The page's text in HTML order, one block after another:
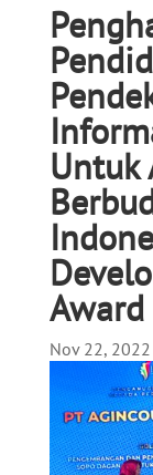
Untuk
Award
Nov 22, 2022